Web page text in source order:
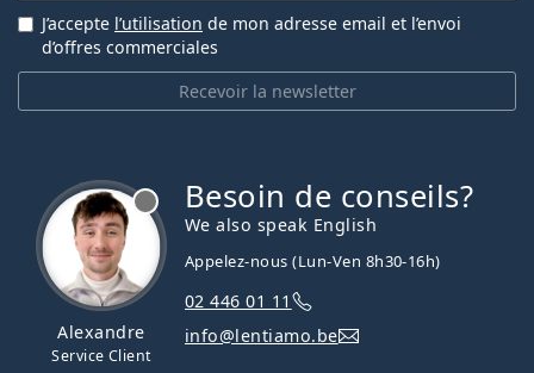
Recevoir la newsletter
J’accepte l’utilisation de mon adresse email et l’envoi
d’offres commerciales
Alexandre
Service Client
Besoin de conseils?
We also speak English
Appelez-nous (Lun-Ven 8h30-16h)
02 446 01 11
info@lentiamo.be